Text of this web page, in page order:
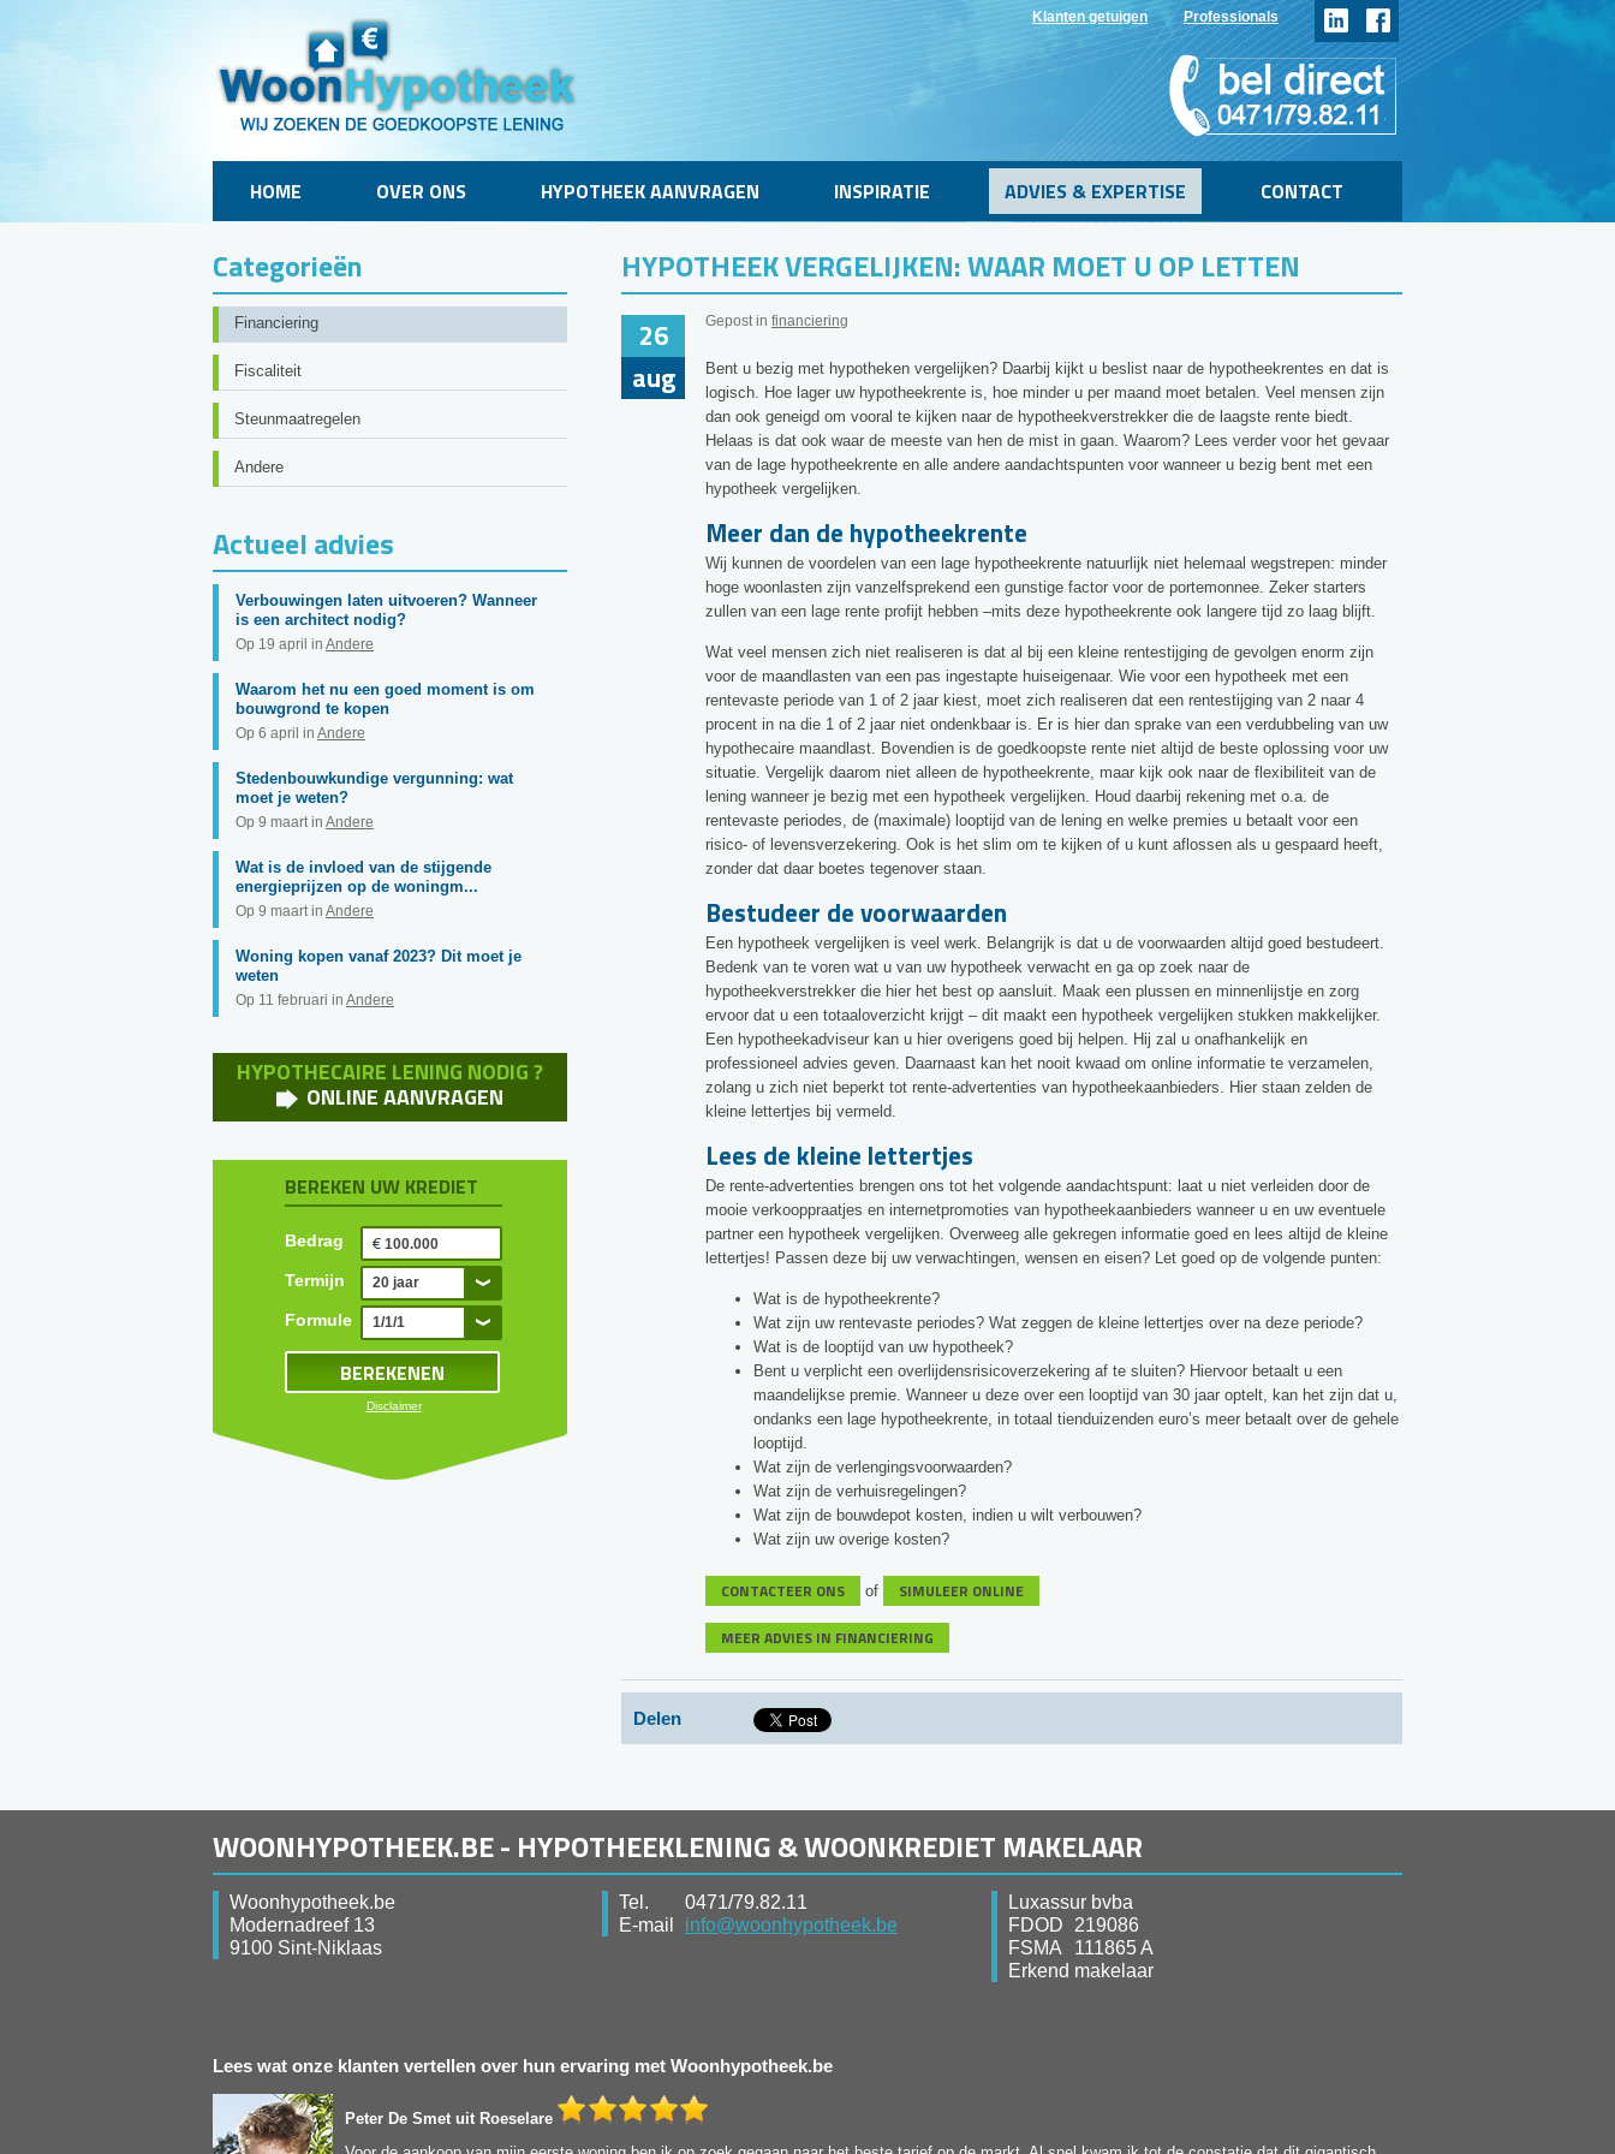
Klanten getuigen Professionals
HOME OVER ONS HYPOTHEEK AANVRAGEN INSPIRATIE ADVIES & EXPERTISE CONTACT
HYPOTHEEK VERGELIJKEN: WAAR MOET U OP LETTEN
26
aug
Gepost in financiering
Bent u bezig met hypotheken vergelijken? Daarbij kijkt u beslist naar de hypotheekrentes en dat is
logisch. Hoe lager uw hypotheekrente is, hoe minder u per maand moet betalen. Veel mensen zijn
dan ook geneigd om vooral te kijken naar de hypotheekverstrekker die de laagste rente biedt.
Helaas is dat ook waar de meeste van hen de mist in gaan. Waarom? Lees verder voor het gevaar
van de lage hypotheekrente en alle andere aandachtspunten voor wanneer u bezig bent met een
hypotheek vergelijken.
Meer dan de hypotheekrente
Wij kunnen de voordelen van een lage hypotheekrente natuurlijk niet helemaal wegstrepen: minder
hoge woonlasten zijn vanzelfsprekend een gunstige factor voor de portemonnee. Zeker starters
zullen van een lage rente profijt hebben –mits deze hypotheekrente ook langere tijd zo laag blijft.
Wat veel mensen zich niet realiseren is dat al bij een kleine rentestijging de gevolgen enorm zijn
voor de maandlasten van een pas ingestapte huiseigenaar. Wie voor een hypotheek met een
rentevaste periode van 1 of 2 jaar kiest, moet zich realiseren dat een rentestijging van 2 naar 4
procent in na die 1 of 2 jaar niet ondenkbaar is. Er is hier dan sprake van een verdubbeling van uw
hypothecaire maandlast. Bovendien is de goedkoopste rente niet altijd de beste oplossing voor uw
situatie. Vergelijk daarom niet alleen de hypotheekrente, maar kijk ook naar de flexibiliteit van de
lening wanneer je bezig met een hypotheek vergelijken. Houd daarbij rekening met o.a. de
rentevaste periodes, de (maximale) looptijd van de lening en welke premies u betaalt voor een
risico- of levensverzekering. Ook is het slim om te kijken of u kunt aflossen als u gespaard heeft,
zonder dat daar boetes tegenover staan.
Bestudeer de voorwaarden
Een hypotheek vergelijken is veel werk. Belangrijk is dat u de voorwaarden altijd goed bestudeert.
Bedenk van te voren wat u van uw hypotheek verwacht en ga op zoek naar de
hypotheekverstrekker die hier het best op aansluit. Maak een plussen en minnenlijstje en zorg
ervoor dat u een totaaloverzicht krijgt – dit maakt een hypotheek vergelijken stukken makkelijker.
Een hypotheekadviseur kan u hier overigens goed bij helpen. Hij zal u onafhankelijk en
professioneel advies geven. Daarnaast kan het nooit kwaad om online informatie te verzamelen,
zolang u zich niet beperkt tot rente-advertenties van hypotheekaanbieders. Hier staan zelden de
kleine lettertjes bij vermeld.
Lees de kleine lettertjes
De rente-advertenties brengen ons tot het volgende aandachtspunt: laat u niet verleiden door de
mooie verkooppraatjes en internetpromoties van hypotheekaanbieders wanneer u en uw eventuele
partner een hypotheek vergelijken. Overweeg alle gekregen informatie goed en lees altijd de kleine
lettertjes! Passen deze bij uw verwachtingen, wensen en eisen? Let goed op de volgende punten:
Wat is de hypotheekrente?
Wat zijn uw rentevaste periodes? Wat zeggen de kleine lettertjes over na deze periode?
Wat is de looptijd van uw hypotheek?
Bent u verplicht een overlijdensrisicoverzekering af te sluiten? Hiervoor betaalt u een
maandelijkse premie. Wanneer u deze over een looptijd van 30 jaar optelt, kan het zijn dat u,
ondanks een lage hypotheekrente, in totaal tienduizenden euro’s meer betaalt over de gehele
looptijd.
Wat zijn de verlengingsvoorwaarden?
Wat zijn de verhuisregelingen?
Wat zijn de bouwdepot kosten, indien u wilt verbouwen?
Wat zijn uw overige kosten?
CONTACTEER ONS of SIMULEER ONLINE
MEER ADVIES IN FINANCIERING
Delen
Categorieën
Financiering
Fiscaliteit
Steunmaatregelen
Andere
Actueel advies
Verbouwingen laten uitvoeren? Wanneer
is een architect nodig?
Op 19 april in Andere
Waarom het nu een goed moment is om
bouwgrond te kopen
Op 6 april in Andere
Stedenbouwkundige vergunning: wat
moet je weten?
Op 9 maart in Andere
Wat is de invloed van de stijgende
energieprijzen op de woningm...
Op 9 maart in Andere
Woning kopen vanaf 2023? Dit moet je
weten
Op 11 februari in Andere
HYPOTHECAIRE LENING NODIG ?
ONLINE AANVRAGEN
BEREKEN UW KREDIET
Bedrag
Termijn 20 jaar
Formule 1/1/1
Disclaimer
WOONHYPOTHEEK.BE - HYPOTHEEKLENING & WOONKREDIET MAKELAAR
Woonhypotheek.be
Modernadreef 13
9100 Sint-Niklaas
Tel.
0471/79.82.11
E-mail
info@woonhypotheek.be
Luxassur bvba
FDOD
219086
FSMA
111865 A
Erkend makelaar
Lees wat onze klanten vertellen over hun ervaring met Woonhypotheek.be
Peter De Smet uit Roeselare